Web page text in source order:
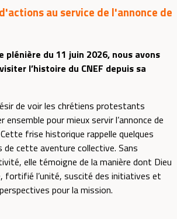
d'actions au service de l'annonce de
plénière du 11 juin 2026, nous avons
l’histoire du CNEF depuis sa
de voir les chrétiens protestants
ensemble pour mieux servir l’annonce de
Cette frise historique rappelle quelques
cette aventure collective. Sans
elle témoigne de la manière dont Dieu
fortifié l’unité, suscité des initiatives et
pour la mission.